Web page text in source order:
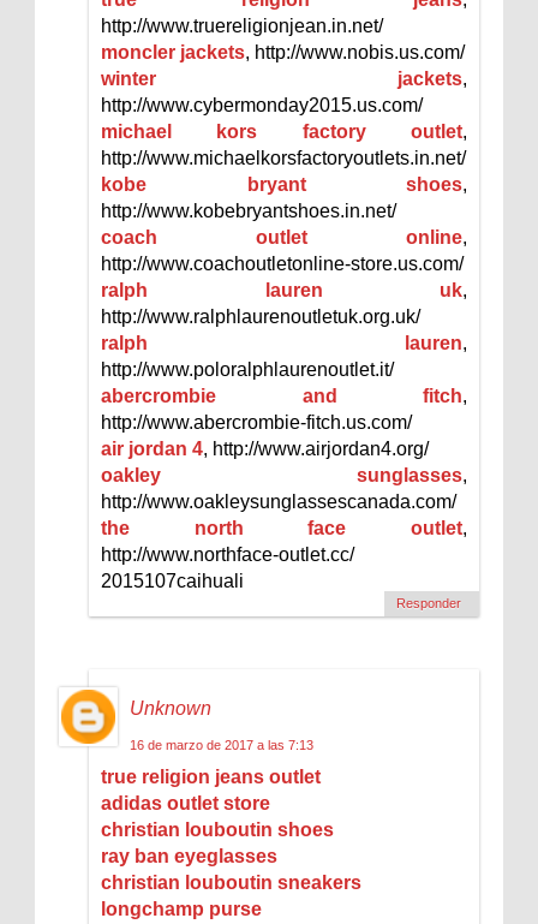
http://www.truereligionjean.in.net/
moncler jackets, http://www.nobis.us.com/
winter jackets,
http://www.cybermonday2015.us.com/
michael kors factory outlet,
http://www.michaelkorsfactoryoutlets.in.net/
kobe bryant shoes,
http://www.kobebryantshoes.in.net/
coach outlet online,
http://www.coachoutletonline-store.us.com/
ralph lauren uk,
http://www.ralphlaurenoutletuk.org.uk/
ralph lauren,
http://www.poloralphlaurenoutlet.it/
abercrombie and fitch,
http://www.abercrombie-fitch.us.com/
air jordan 4, http://www.airjordan4.org/
oakley sunglasses,
http://www.oakleysunglassescanada.com/
the north face outlet,
http://www.northface-outlet.cc/
2015107caihuali
Responder
Unknown
16 de marzo de 2017 a las 7:13
true religion jeans outlet
adidas outlet store
christian louboutin shoes
ray ban eyeglasses
christian louboutin sneakers
longchamp purse